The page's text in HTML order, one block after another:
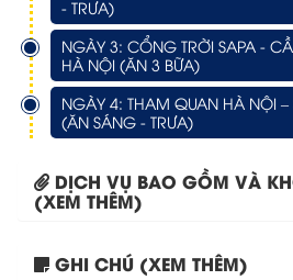
- TRƯA)
NGÀY 3: CỔNG TRỜI SAPA -
HÀ NỘI (ĂN 3 BỮA)
NGÀY 4: THAM QUAN HÀ NỘI –
(ĂN SÁNG - TRƯA)
DỊCH VỤ BAO GỒM VÀ
(XEM THÊM)
GHI CHÚ (XEM THÊM)
Tour Đà Nẵng –